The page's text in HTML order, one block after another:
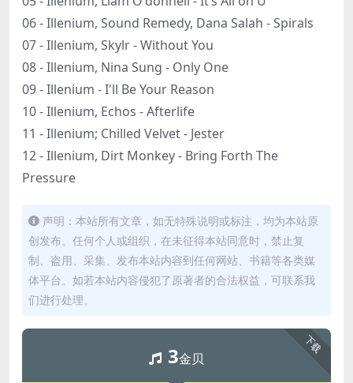
06 - Illenium, Sound Remedy, Dana Salah - Spirals
07 - Illenium, Skylr - Without You
08 - Illenium, Nina Sung - Only One
09 - Illenium - I'll Be Your Reason
10 - Illenium, Echos - Afterlife
11 - Illenium; Chilled Velvet - Jester
12 - Illenium, Dirt Monkey - Bring Forth The
Pressure
声明：本站所有文章，如无特殊说明或标注，均为本站原
创发布。任何个人或组织，在未征得本站同意时，禁止复
制、盗用、采集、发布本站内容到任何网站、书籍等各类媒
体平台。如若本站内容侵犯了原著者的合法权益，可联系我
们进行处理。
下载
3金贝